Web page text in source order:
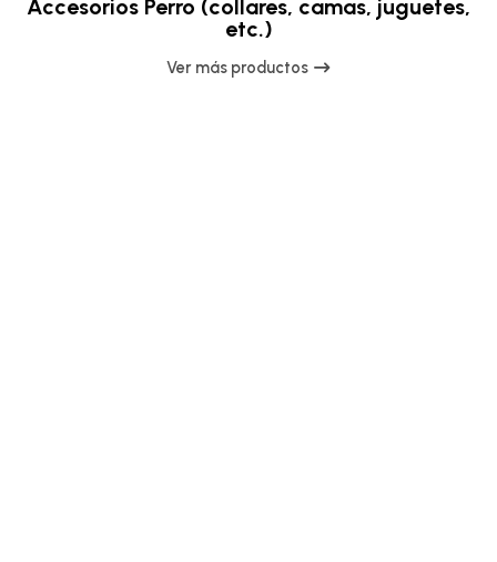
Accesorios Perro (collares, camas, juguetes,
etc.)
Ver más productos